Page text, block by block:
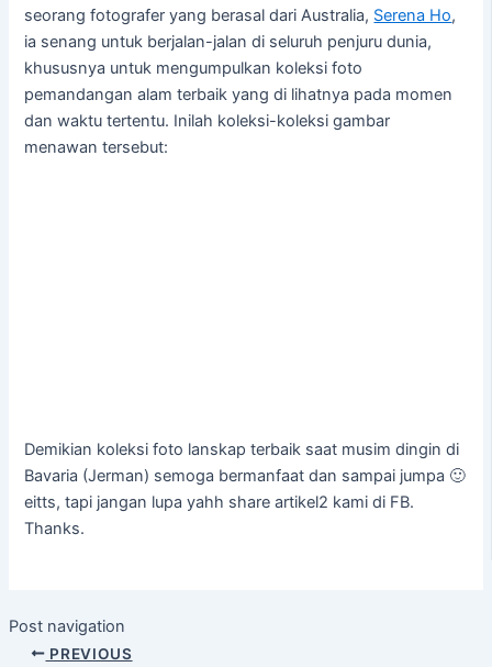
seorang fotografer yang berasal dari Australia, Serena Ho,
ia senang untuk berjalan-jalan di seluruh penjuru dunia,
khususnya untuk mengumpulkan koleksi foto
pemandangan alam terbaik yang di lihatnya pada momen
dan waktu tertentu. Inilah koleksi-koleksi gambar
menawan tersebut:
Demikian koleksi foto lanskap terbaik saat musim dingin di
Bavaria (Jerman) semoga bermanfaat dan sampai jumpa 🙂
eitts, tapi jangan lupa yahh share artikel2 kami di FB.
Thanks.
Post navigation
PREVIOUS